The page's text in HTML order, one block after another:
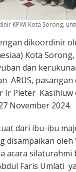
KPWI Kota Sorong,
dikoordinir
Kota
dan
ARUS, pasangan
Ir Pieter Kasihiuw
November 2024.
dari ibu-ibu
disampaikan oleh
acara
Faris Umlati